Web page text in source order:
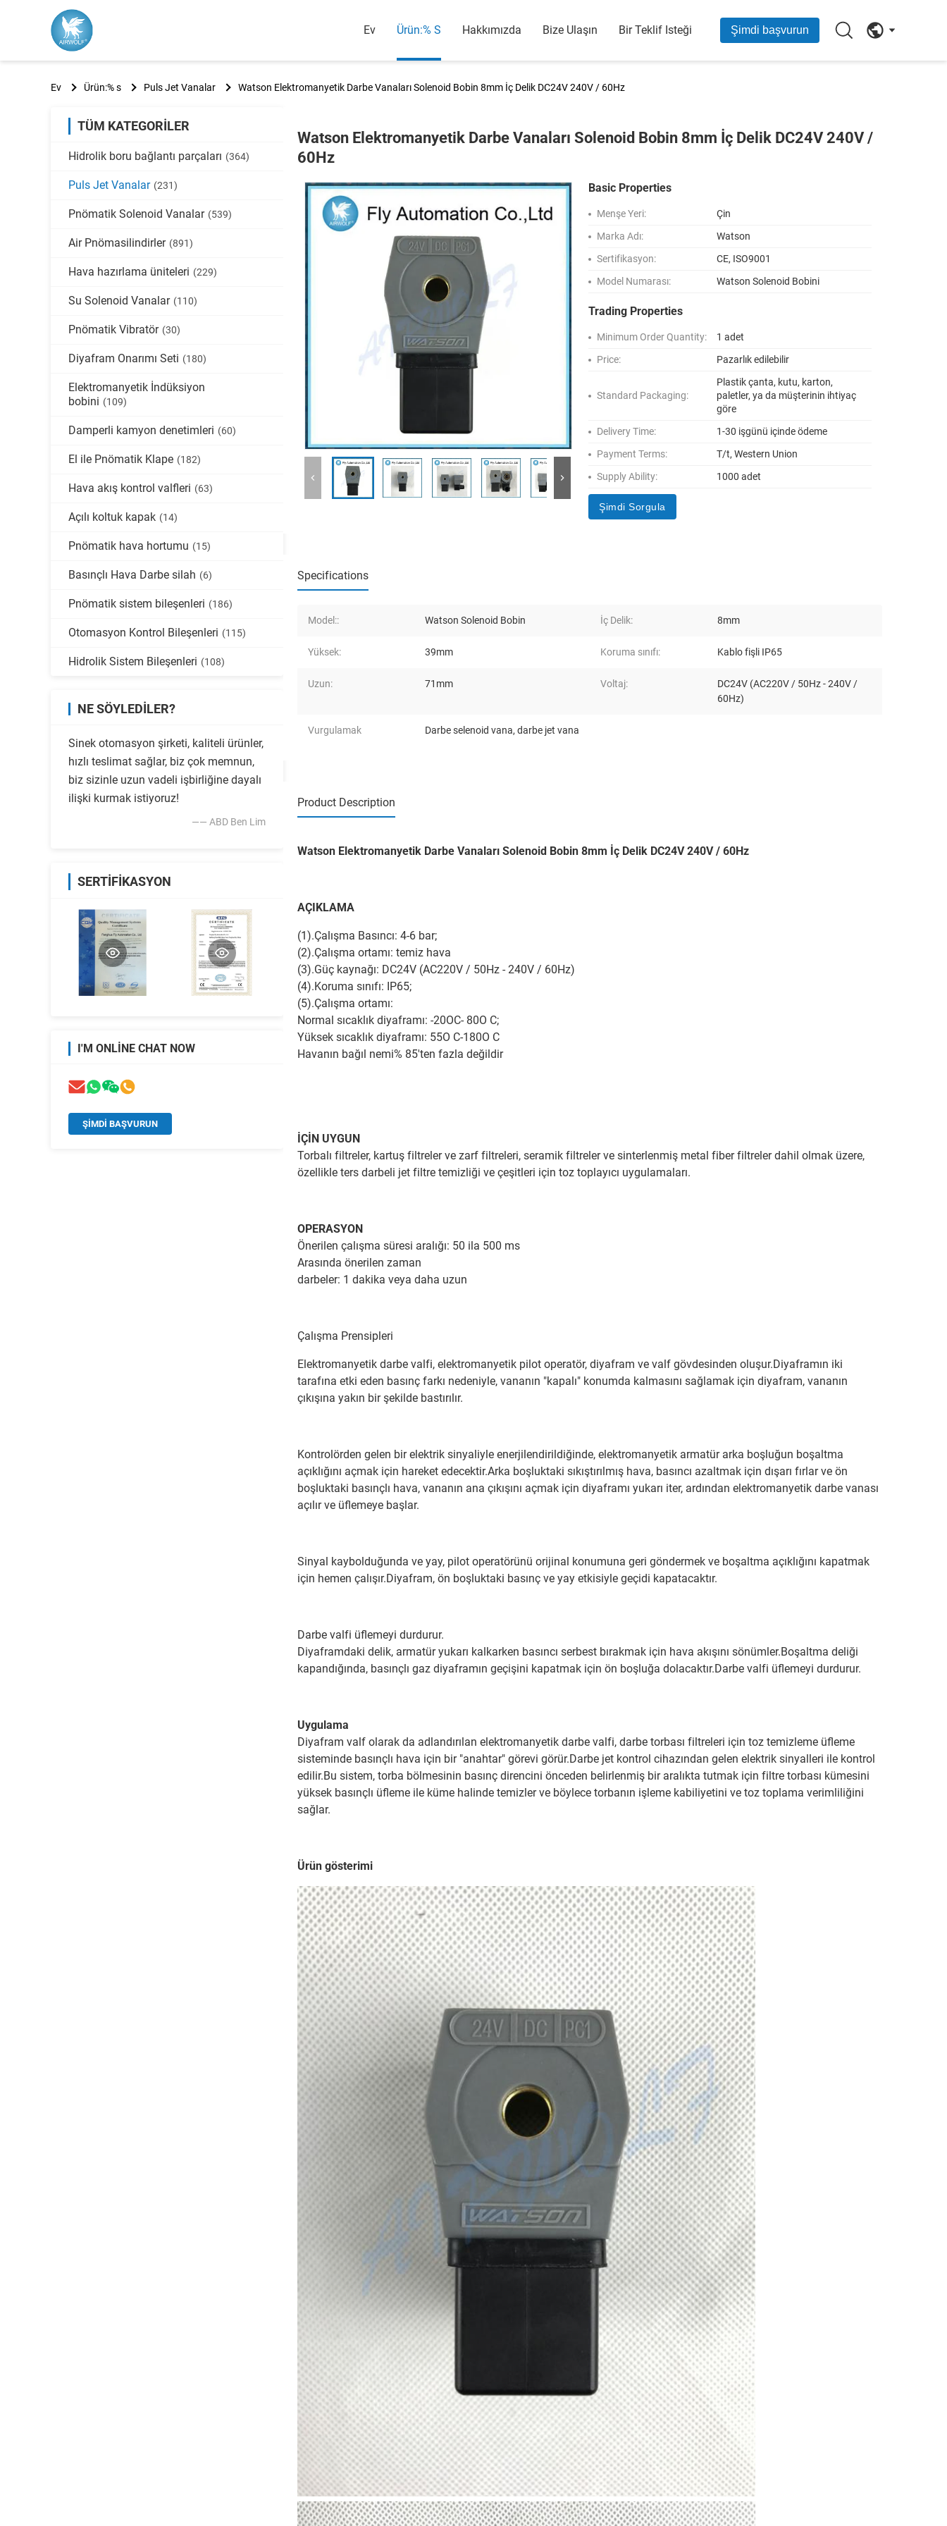
Ev Ürün:% S Hakkımızda Bize Ulaşın Bir Teklif Isteği Şimdi başvurun
Ev Ürün:% s Puls Jet Vanalar Watson Elektromanyetik Darbe Vanaları Solenoid Bobin 8mm İç Delik DC24V 240V / 60Hz
TÜM KATEGORILER
Hidrolik boru bağlantı parçaları (364)
Puls Jet Vanalar (231)
Pnömatik Solenoid Vanalar (539)
Air Pnömasilindirler (891)
Hava hazırlama üniteleri (229)
Su Solenoid Vanalar (110)
Pnömatik Vibratör (30)
Diyafram Onarımı Seti (180)
Elektromanyetik İndüksiyon
bobini (109)
Damperli kamyon denetimleri (60)
El ile Pnömatik Klape (182)
Hava akış kontrol valfleri (63)
Açılı koltuk kapak (14)
Pnömatik hava hortumu (15)
Basınçlı Hava Darbe silah (6)
Pnömatik sistem bileşenleri (186)
Otomasyon Kontrol Bileşenleri (115)
Hidrolik Sistem Bileşenleri (108)
NE SÖYLEDILER?
Sinek otomasyon şirketi, kaliteli ürünler,
hızlı teslimat sağlar, biz çok memnun,
biz sizinle uzun vadeli işbirliğine dayalı
ilişki kurmak istiyoruz!
—— ABD Ben Lim
SERTIFIKASYON
I'M ONLINE CHAT NOW
ŞIMDI BAŞVURUN
Watson Elektromanyetik Darbe Vanaları Solenoid Bobin 8mm İç Delik DC24V 240V /
60Hz
Basic Properties
Menşe Yeri:
Çin
Marka Adı:
Watson
Sertifikasyon:
CE, ISO9001
Model Numarası:
Watson Solenoid Bobini
Trading Properties
Minimum Order Quantity:
1 adet
Price:
Pazarlık edilebilir
Standard Packaging:
Plastik çanta, kutu, karton,
paletler, ya da müşterinin ihtiyaç
göre
Delivery Time:
1-30 işgünü içinde ödeme
Payment Terms:
T/t, Western Union
Supply Ability:
1000 adet
Şimdi Sorgula
Specifications
Model:: Watson Solenoid Bobin İç Delik: 8mm
Yüksek: 39mm Koruma sınıfı: Kablo fişli IP65
Uzun: 71mm Voltaj:
DC24V (AC220V / 50Hz - 240V /
60Hz)
Vurgulamak Darbe selenoid vana, darbe jet vana
Product Description
Watson Elektromanyetik Darbe Vanaları Solenoid Bobin 8mm İç Delik DC24V 240V / 60Hz
AÇIKLAMA
(1).Çalışma Basıncı: 4-6 bar;
(2).Çalışma ortamı: temiz hava
(3).Güç kaynağı: DC24V (AC220V / 50Hz - 240V / 60Hz)
(4).Koruma sınıfı: IP65;
(5).Çalışma ortamı:
Normal sıcaklık diyaframı: -20OC- 80O C;
Yüksek sıcaklık diyaframı: 55O C-180O C
Havanın bağıl nemi% 85'ten fazla değildir
İÇİN UYGUN
Torbalı filtreler, kartuş filtreler ve zarf filtreleri, seramik filtreler ve sinterlenmiş metal fiber filtreler dahil olmak üzere,
özellikle ters darbeli jet filtre temizliği ve çeşitleri için toz toplayıcı uygulamaları.
OPERASYON
Önerilen çalışma süresi aralığı: 50 ila 500 ms
Arasında önerilen zaman
darbeler: 1 dakika veya daha uzun
Çalışma Prensipleri
Elektromanyetik darbe valfi, elektromanyetik pilot operatör, diyafram ve valf gövdesinden oluşur.Diyaframın iki
tarafına etki eden basınç farkı nedeniyle, vananın "kapalı" konumda kalmasını sağlamak için diyafram, vananın
çıkışına yakın bir şekilde bastırılır.
Kontrolörden gelen bir elektrik sinyaliyle enerjilendirildiğinde, elektromanyetik armatür arka boşluğun boşaltma
açıklığını açmak için hareket edecektir.Arka boşluktaki sıkıştırılmış hava, basıncı azaltmak için dışarı fırlar ve ön
boşluktaki basınçlı hava, vananın ana çıkışını açmak için diyaframı yukarı iter, ardından elektromanyetik darbe vanası
açılır ve üflemeye başlar.
Sinyal kaybolduğunda ve yay, pilot operatörünü orijinal konumuna geri göndermek ve boşaltma açıklığını kapatmak
için hemen çalışır.Diyafram, ön boşluktaki basınç ve yay etkisiyle geçidi kapatacaktır.
Darbe valfi üflemeyi durdurur.
Diyaframdaki delik, armatür yukarı kalkarken basıncı serbest bırakmak için hava akışını sönümler.Boşaltma deliği
kapandığında, basınçlı gaz diyaframın geçişini kapatmak için ön boşluğa dolacaktır.Darbe valfi üflemeyi durdurur.
Uygulama
Diyafram valf olarak da adlandırılan elektromanyetik darbe valfi, darbe torbası filtreleri için toz temizleme üfleme
sisteminde basınçlı hava için bir "anahtar" görevi görür.Darbe jet kontrol cihazından gelen elektrik sinyalleri ile kontrol
edilir.Bu sistem, torba bölmesinin basınç direncini önceden belirlenmiş bir aralıkta tutmak için filtre torbası kümesini
yüksek basınçlı üfleme ile küme halinde temizler ve böylece torbanın işleme kabiliyetini ve toz toplama verimliliğini
sağlar.
Ürün gösterimi